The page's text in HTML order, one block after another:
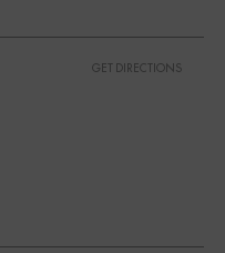
GET DIRECTIONS